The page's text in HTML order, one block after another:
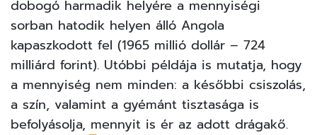
dobogó harmadik helyére a mennyiségi
sorban hatodik helyen álló Angola
kapaszkodott fel (1965 millió dollár – 724
milliárd forint). Utóbbi példája is mutatja, hogy
a mennyiség nem minden: a későbbi csiszolás,
a szín, valamint a gyémánt tisztasága is
befolyásolja, mennyit is ér az adott drágakő.